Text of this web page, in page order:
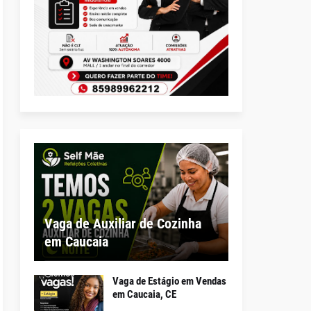
Vaga de Auxiliar de Cozinha
em Caucaia
Vaga de Estágio em Vendas
em Caucaia, CE